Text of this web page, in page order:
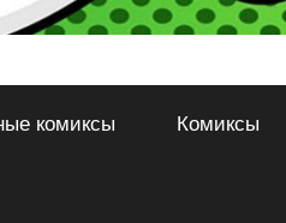
комиксы Комиксы